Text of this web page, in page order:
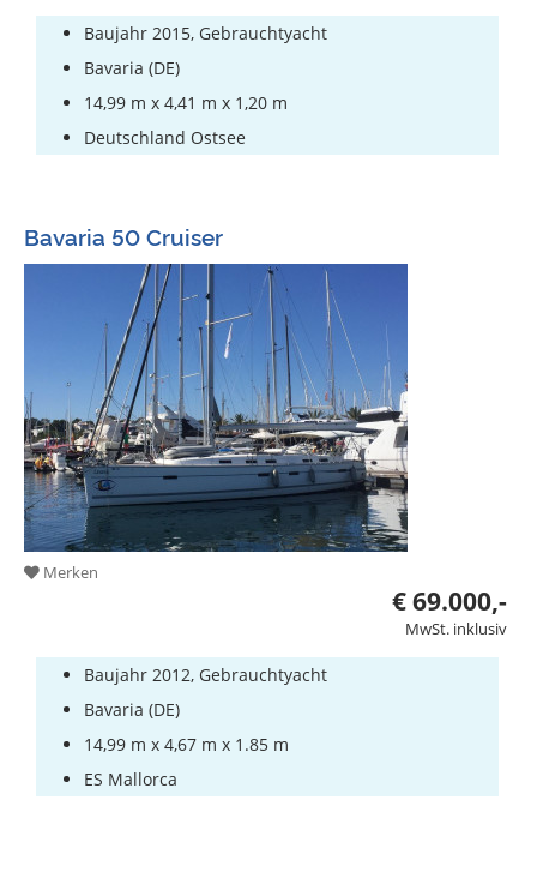
Yachtwerften
Baujahr 2015, Gebrauchtyacht
Bavaria (DE)
14,99 m x 4,41 m x 1,20 m
Deutschland Ostsee
Bavaria 50 Cruiser
Merken
€ 69.000,-
MwSt. inklusiv
Baujahr 2012, Gebrauchtyacht
Bavaria (DE)
14,99 m x 4,67 m x 1.85 m
ES Mallorca